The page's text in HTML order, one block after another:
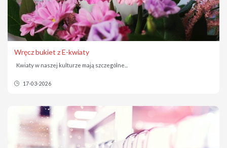
Wręcz bukiet z E-kwiaty
Kwiaty w naszej kulturze mają szczególne...
17-03-2026